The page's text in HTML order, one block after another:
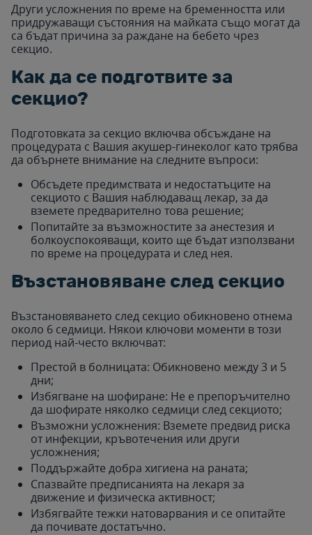
Други усложнения по време на бременността или
придружаващи състояния на майката също могат да
са бъдат причина за раждане на бебето чрез
секцио.
Как да се подготвите за
секцио?
Подготовката за секцио включва обсъждане на
процедурата с Вашия акушер-гинеколог като трябва
да обърнете внимание на следните въпроси:
Обсъдете предимствата и недостатъците на
секциото с Вашия наблюдаващ лекар, за да
вземете предварително това решение;
Попитайте за възможностите за анестезия и
болкоуспокояващи, които ще бъдат използвани
по време на процедурата и след нея.
Възстановяване след секцио
Възстановяването след секцио обикновено отнема
около 6 седмици. Някои ключови моменти в този
период най-често включват:
Престой в болницата: Обикновено между 3 и 5
дни;
Избягване на шофиране: Не е препоръчително
да шофирате няколко седмици след секциото;
Възможни усложнения: Вземете предвид риска
от инфекции, кръвотечения или други
усложнения;
Поддържайте добра хигиена на раната;
Спазвайте предписанията на лекаря за
движение и физическа активност;
Избягвайте тежки натоварвания и се опитайте
да почивате достатъчно.